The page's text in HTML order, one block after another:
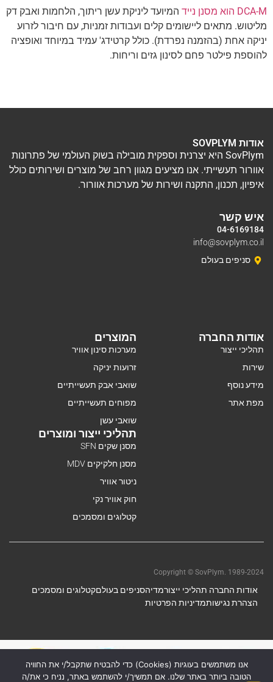
DCA-M הוא מסנן נייד
המיועד ליניקת עשן ריתוך, הלחמות ואבק דק
מליטוש. מתאים ליישומים קלים ועבודות זמניות, עם חיבור לזרוע
יניקה אחת (בהזמנה נפרדת). כולל קרטידג' עמיד במיוחד ואופציה
להוספת פילטר פחם לסינון גזים וריחות.
אודות SOVPLYM
SovPlym היא יצרנית וספקית מובילה בשוק העולמי של פתרונות
אוורור תעשייתי. אנו מציעים מגוון רחב של מוצרים ושירותים כולל
איפיון, תכנון, התקנה ושירות של מערכות אוורור.
המוצרים
מערכות סינון אוויר
זרועות יניקה
שואבי אבק תעשייתיים
מפוחים תעשייתיים
שואבי עשן
אודות החברה
תהליכי ייצור
שירות
מידע נוסף
מפת אתר
תהליכי ייצור ומוצרים
מסנן שקים SFN
מסנן חלקיקים MDV
ניטור אוויר
חוק אוויר נקי
קטלוגים ומסמכים
איש קשר
04-6169184
info@sovplym.co.il
סניפים בעולם
Copyright © SovPlym. 1989-2024
אודות החברה תהליכי ייצורמדיהסניפים בעולםקטלוגים ומסמכים
הצהרת נגישותמדיניות הפרטיות
אנו משתמשים בעוגיות (Cookies) כדי להבטיח שתקבל/י את החוויה
הטובה ביותר באתר שלנו. אם תמשיך/י להשתמש באתר, נניח כי את/ה